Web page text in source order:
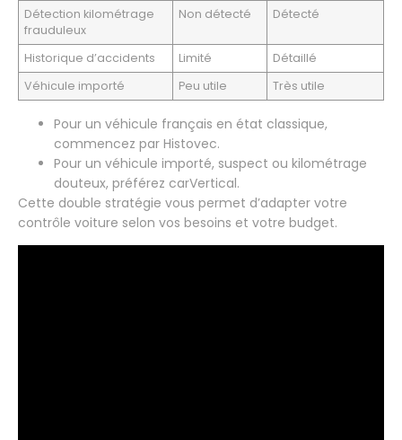
Détection kilométrage
frauduleux
Non détecté Détecté
Historique d’accidents Limité
Détaillé
Véhicule importé
Peu utile Très utile
Pour un véhicule français en état classique,
commencez par Histovec.
Pour un véhicule importé, suspect ou kilométrage
douteux, préférez carVertical.
Cette double stratégie vous permet d’adapter votre
contrôle voiture selon vos besoins et votre budget.